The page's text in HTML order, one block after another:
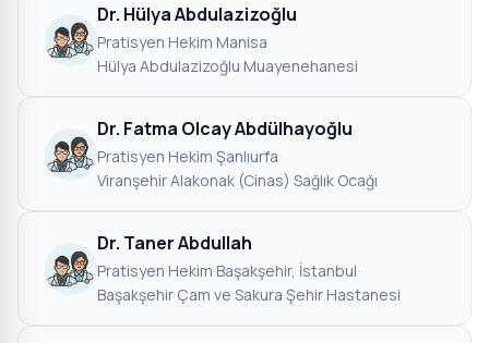
Dr. Hülya Abdulazizoğlu
Pratisyen Hekim·Manisa·
Hülya Abdulazizoğlu Muayenehanesi
Dr. Fatma Olcay Abdülhayoğlu
Pratisyen Hekim·Şanlıurfa·
Viranşehir Alakonak (Cinas) Sağlık Ocağı
Dr. Taner Abdullah
Pratisyen Hekim·Başakşehir, İstanbul·
Başakşehir Çam ve Sakura Şehir Hastanesi